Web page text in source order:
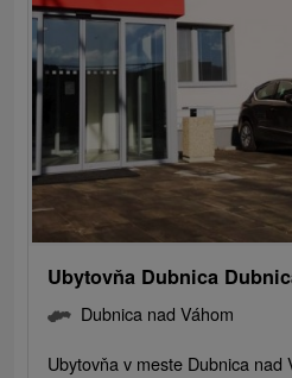
Ubytovňa Dubnica
Dubnica nad Váhom
Ubytovňa v meste Dubnica nad